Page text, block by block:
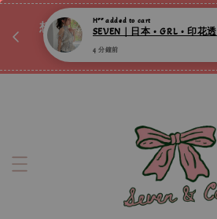
想訂製屬於自己的『水晶手鍊
📣Instagram 這邊
4 分鐘前